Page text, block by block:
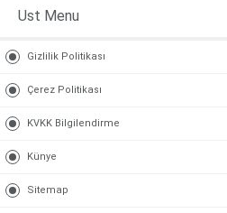
Ust Menu
Gizlilik Politikası
Çerez Politikası
KVKK Bilgilendirme
Künye
Sitemap